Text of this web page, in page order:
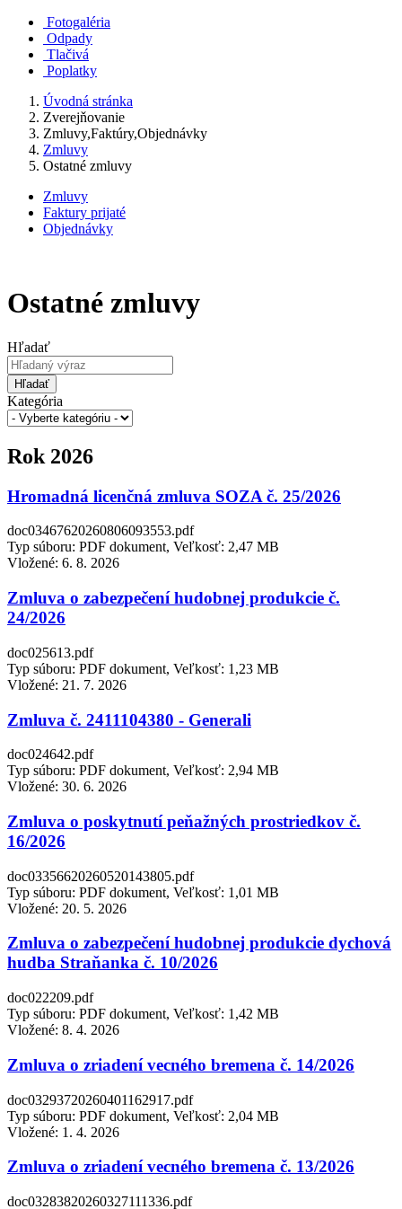
Fotogaléria
Odpady
Tlačivá
Poplatky
Úvodná stránka
Zverejňovanie
Zmluvy,Faktúry,Objednávky
Zmluvy
Ostatné zmluvy
Zmluvy
Faktury prijaté
Objednávky
Ostatné zmluvy
Hľadať
Hľadať
Kategória
Rok 2026
Hromadná licenčná zmluva SOZA č. 25/2026
doc03467620260806093553.pdf
Typ súboru: PDF dokument, Veľkosť: 2,47 MB
Vložené: 6. 8. 2026
Zmluva o zabezpečení hudobnej produkcie č.
24/2026
doc025613.pdf
Typ súboru: PDF dokument, Veľkosť: 1,23 MB
Vložené: 21. 7. 2026
Zmluva č. 2411104380 - Generali
doc024642.pdf
Typ súboru: PDF dokument, Veľkosť: 2,94 MB
Vložené: 30. 6. 2026
Zmluva o poskytnutí peňažných prostriedkov č.
16/2026
doc03356620260520143805.pdf
Typ súboru: PDF dokument, Veľkosť: 1,01 MB
Vložené: 20. 5. 2026
Zmluva o zabezpečení hudobnej produkcie dychová
hudba Straňanka č. 10/2026
doc022209.pdf
Typ súboru: PDF dokument, Veľkosť: 1,42 MB
Vložené: 8. 4. 2026
Zmluva o zriadení vecného bremena č. 14/2026
doc03293720260401162917.pdf
Typ súboru: PDF dokument, Veľkosť: 2,04 MB
Vložené: 1. 4. 2026
Zmluva o zriadení vecného bremena č. 13/2026
doc03283820260327111336.pdf